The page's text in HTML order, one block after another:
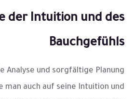
der Intuition und des
Bauchgefühls
Analyse und sorgfältige Planung
man auch auf seine Intuition und